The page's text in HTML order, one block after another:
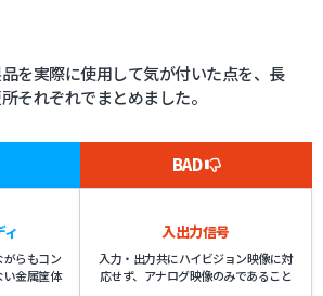
を実際に使用して気が付いた点を、長
それぞれでまとめました。
BAD
がらもコン
い金属筐体
入出力信号
入力・出力共にハイビジョン映像に対
応せず、アナログ映像のみであること